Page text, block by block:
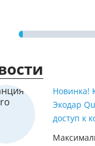
Новинка!
Экодар
доступ к